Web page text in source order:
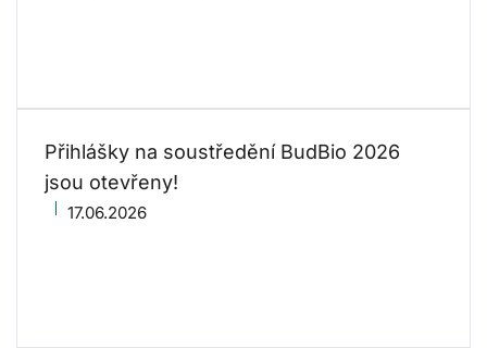
Přihlášky na soustředění BudBio 2026
jsou otevřeny!
17.06.2026